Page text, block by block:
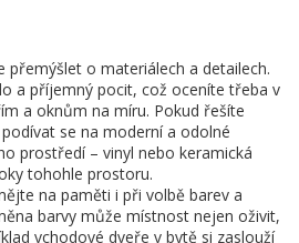
přemýšlet o materiálech a detailech.
a příjemný pocit, což oceníte třeba v
a oknům na míru. Pokud řešíte
se na moderní a odolné
prostředí – vinyl nebo keramická
tohohle prostoru.
na paměti i při volbě barev a
barvy může místnost nejen oživit,
vchodové dveře v bytě si zaslouží